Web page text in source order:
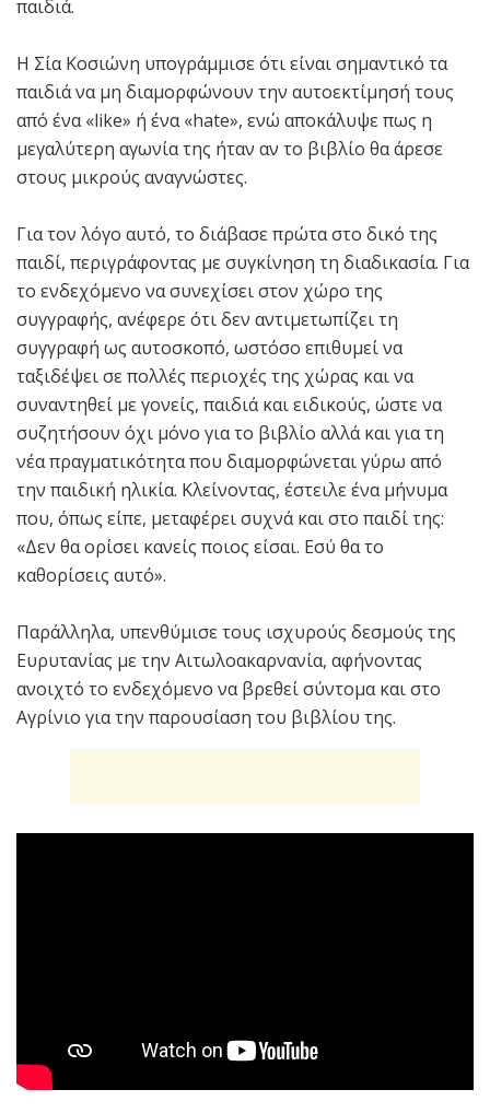
παιδιά.
Η Σία Κοσιώνη υπογράμμισε ότι είναι σημαντικό τα
παιδιά να μη διαμορφώνουν την αυτοεκτίμησή τους
από ένα «like» ή ένα «hate», ενώ αποκάλυψε πως η
μεγαλύτερη αγωνία της ήταν αν το βιβλίο θα άρεσε
στους μικρούς αναγνώστες.
Για τον λόγο αυτό, το διάβασε πρώτα στο δικό της
παιδί, περιγράφοντας με συγκίνηση τη διαδικασία. Για
το ενδεχόμενο να συνεχίσει στον χώρο της
συγγραφής, ανέφερε ότι δεν αντιμετωπίζει τη
συγγραφή ως αυτοσκοπό, ωστόσο επιθυμεί να
ταξιδέψει σε πολλές περιοχές της χώρας και να
συναντηθεί με γονείς, παιδιά και ειδικούς, ώστε να
συζητήσουν όχι μόνο για το βιβλίο αλλά και για τη
νέα πραγματικότητα που διαμορφώνεται γύρω από
την παιδική ηλικία. Κλείνοντας, έστειλε ένα μήνυμα
που, όπως είπε, μεταφέρει συχνά και στο παιδί της:
«Δεν θα ορίσει κανείς ποιος είσαι. Εσύ θα το
καθορίσεις αυτό».
Παράλληλα, υπενθύμισε τους ισχυρούς δεσμούς της
Ευρυτανίας με την Αιτωλοακαρνανία, αφήνοντας
ανοιχτό το ενδεχόμενο να βρεθεί σύντομα και στο
Αγρίνιο για την παρουσίαση του βιβλίου της.